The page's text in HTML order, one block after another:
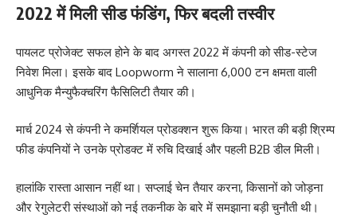
2022 में मिली सीड फंडिंग, फिर बदली तस्वीर
पायलट प्रोजेक्ट सफल होने के बाद अगस्त 2022 में कंपनी को सीड-स्टेज
निवेश मिला। इसके बाद Loopworm ने सालाना 6,000 टन क्षमता वाली
आधुनिक मैन्युफैक्चरिंग फैसिलिटी तैयार की।
मार्च 2024 से कंपनी ने कमर्शियल प्रोडक्शन शुरू किया। भारत की बड़ी श्रिम्प
फीड कंपनियों ने उनके प्रोडक्ट में रुचि दिखाई और पहली B2B डील मिली।
हालांकि रास्ता आसान नहीं था। सप्लाई चेन तैयार करना, किसानों को जोड़ना
और रेगुलेटरी संस्थाओं को नई तकनीक के बारे में समझाना बड़ी चुनौती थी।